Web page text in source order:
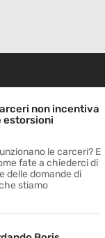
non incentiva
estorsioni
le carceri? E
fate a chiederci di
delle domande di
stiamo